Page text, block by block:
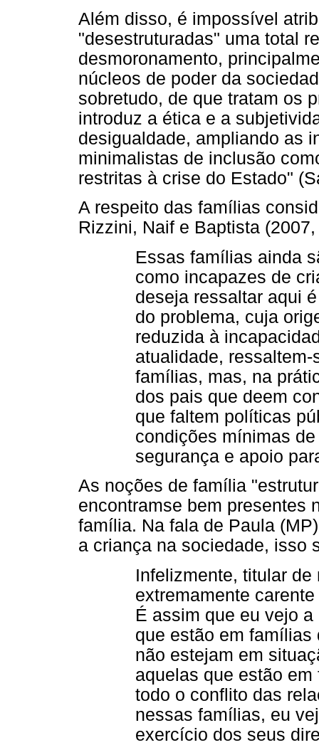
Além disso, é impossível
"desestruturadas" uma total
desmoronamento,
núcleos de poder da
sobretudo, de que tratam os
introduz a ética e a
desigualdade, ampliando as
minimalistas de inclusão
restritas à crise do Estado"
A respeito das famílias
Rizzini, Naif e Baptista
Essas famílias ainda
como incapazes de
deseja ressaltar aqui
do problema, cuja
reduzida à
atualidade,
famílias, mas, na
dos pais que deem
que faltem políticas
condições mínimas
segurança e apoio
As noções de família
encontramse bem presentes
família. Na fala de Paula
a criança na sociedade, isso
Infelizmente, titular
extremamente
É assim que eu vejo
que estão em famílias
não estejam em
aquelas que estão
todo o conflito das
nessas famílias, eu
exercício dos seus